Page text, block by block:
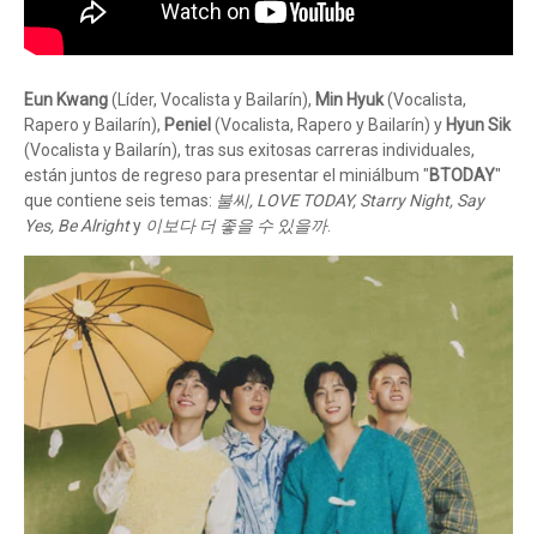
Eun Kwang(Líder, Vocalista y Bailarín), Min Hyuk(Vocalista,
Rapero y Bailarín), Peniel (Vocalista, Rapero y Bailarín) y Hyun Sik
(Vocalista y Bailarín), tras sus exitosas carreras individuales,
están juntos de regreso para presentar el miniálbum "BTODAY"
que contiene seis temas: 불씨, LOVE TODAY, Starry Night, Say
Yes, Be Alrighty 이보다 더 좋을 수 있을까.